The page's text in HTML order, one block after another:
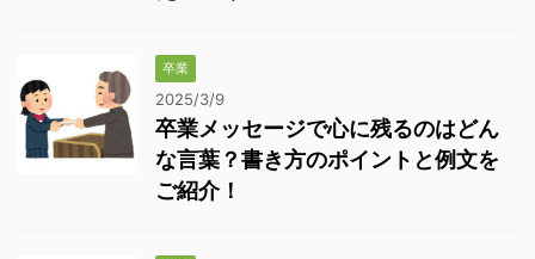
卒業
2025/3/9
卒業メッセージで心に残るのはどん
な言葉？書き方のポイントと例文を
ご紹介！